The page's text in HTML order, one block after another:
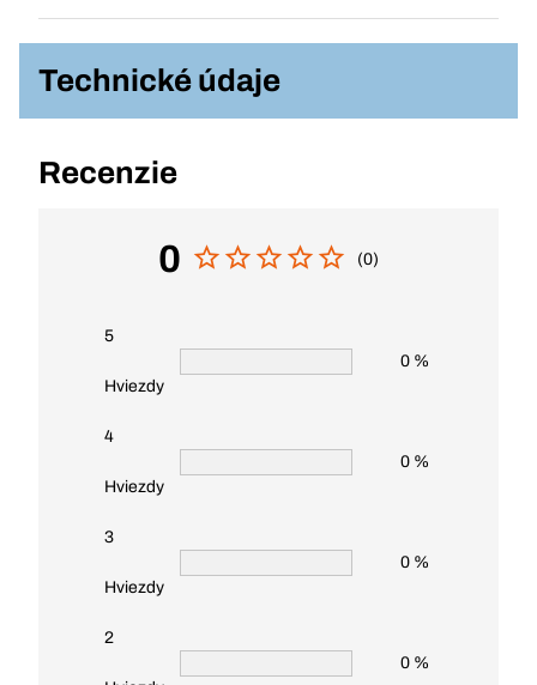
Technické údaje
Recenzie
0 (0)
5
Hviezdy
0 %
4
Hviezdy
0 %
3
Hviezdy
0 %
2
0 %